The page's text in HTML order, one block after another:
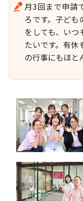
月3回まで申請
ろです。子ども
をしても、いつ
たいです。有休
の行事にもほと